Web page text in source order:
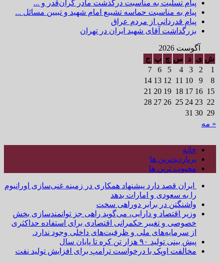
پیام تسلیت به مناسبت درگذشت مادر گران‌قدر و ...
پیام به مناسبت حماسه تشییع امام شهید و تبیین مسائل ...
پیام قدردانی از مردم عراق
بزرگداشت آقای شهید ایران در تهران
آگوست 2026
ش ی د س چ پ ج
1
2
3
4
5
6
7
8
9
10
11
12
13
14
15
16
17
18
19
20
21
22
23
24
25
26
27
28
29
30
31
« مه
خانه
پربازدیدترین ها
محبوب ترین ها
ایران قصد دارد پیشنهاد همکاری در زمینه غنی‌سازی اورانیوم
را به سعودی و امارات بدهد
واشنگتن در برابر دوراهی سخت
وزیر اقتصاد و دارایی، می‌گوید راهی جز توانمندسازی بخش
خصوصی و تغییر حکمرانی اقتصادی برای استفاده حداکثری
از سرمایه‌های ملی و ظرفیت‌های داخلی وجود ندارد.
پیش بینی تولید ۹۰ هزار تن کره تا پایان سال
مخالفت اوپک با درخواست ترامپ برای افزایش تولید نفت